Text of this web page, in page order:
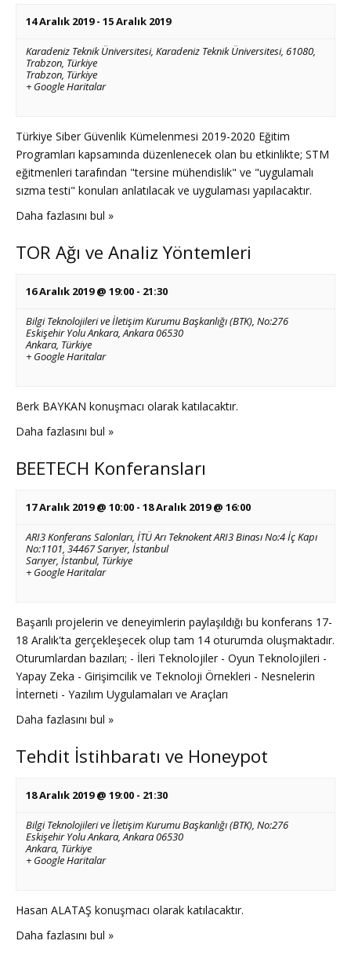
14 Aralık 2019- 15 Aralık 2019
Karadeniz Teknik Üniversitesi, Karadeniz Teknik Üniversitesi, 61080,
Trabzon, Türkiye
Trabzon, Türkiye
+ Google Haritalar
Türkiye Siber Güvenlik Kümelenmesi 2019-2020 Eğitim
Programları kapsamında düzenlenecek olan bu etkinlikte; STM
eğitmenleri tarafından "tersine mühendislik" ve "uygulamalı
sızma testi" konuları anlatılacak ve uygulaması yapılacaktır.
Daha fazlasını bul »
TOR Ağı ve Analiz Yöntemleri
16 Aralık 2019 @ 19:00 - 21:30
Bilgi Teknolojileri ve İletişim Kurumu Başkanlığı (BTK), No:276
Eskişehir Yolu Ankara, Ankara 06530
Ankara, Türkiye
+ Google Haritalar
Berk BAYKAN konuşmacı olarak katılacaktır.
Daha fazlasını bul »
BEETECH Konferansları
17 Aralık 2019 @ 10:00 - 18 Aralık 2019 @ 16:00
ARI3 Konferans Salonları, İTÜ Arı Teknokent ARI3 Binası No:4 İç Kapı
No:1101, 34467 Sarıyer, İstanbul
Sarıyer, İstanbul, Türkiye
+ Google Haritalar
Başarılı projelerin ve deneyimlerin paylaşıldığı bu konferans 17-
18 Aralık'ta gerçekleşecek olup tam 14 oturumda oluşmaktadır.
Oturumlardan bazıları; - İleri Teknolojiler - Oyun Teknolojileri -
Yapay Zeka - Girişimcilik ve Teknoloji Örnekleri - Nesnelerin
İnterneti - Yazılım Uygulamaları ve Araçları
Daha fazlasını bul »
Tehdit İstihbaratı ve Honeypot
18 Aralık 2019 @ 19:00 - 21:30
Bilgi Teknolojileri ve İletişim Kurumu Başkanlığı (BTK), No:276
Eskişehir Yolu Ankara, Ankara 06530
Ankara, Türkiye
+ Google Haritalar
Hasan ALATAŞ konuşmacı olarak katılacaktır.
Daha fazlasını bul »